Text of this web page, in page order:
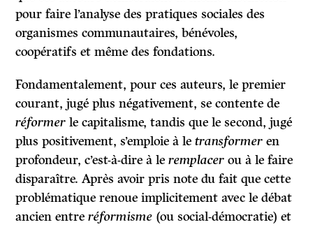
pour faire l’analyse des pratiques sociales des
organismes communautaires, bénévoles,
coopératifs et même des fondations.
Fondamentalement, pour ces auteurs, le premier
courant, jugé plus négativement, se contente de
réformerle capitalisme, tandis que le second, jugé
plus positivement, s’emploie à letransformeren
profondeur, c’est-à-dire à leremplacerou à le faire
disparaître. Après avoir pris note du fait que cette
problématique renoue implicitement avec le débat
ancien entreréformisme (ou social-démocratie) et